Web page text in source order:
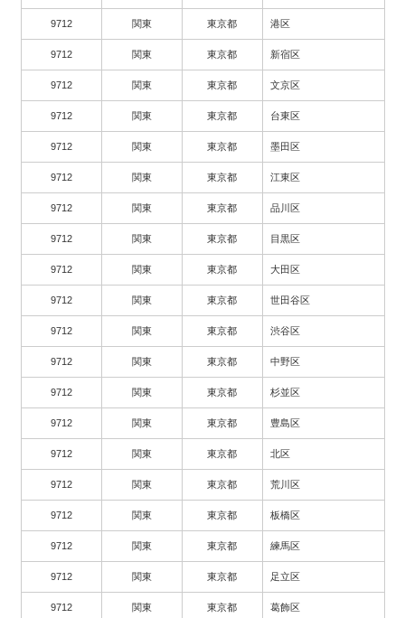
9712 関東 東京都 港区
9712 関東 東京都 新宿区
9712 関東 東京都 文京区
9712 関東 東京都 台東区
9712 関東 東京都 墨田区
9712 関東 東京都 江東区
9712 関東 東京都 品川区
9712 関東 東京都 目黒区
9712 関東 東京都 大田区
9712 関東 東京都 世田谷区
9712 関東 東京都 渋谷区
9712 関東 東京都 中野区
9712 関東 東京都 杉並区
9712 関東 東京都 豊島区
9712 関東 東京都 北区
9712 関東 東京都 荒川区
9712 関東 東京都 板橋区
9712 関東 東京都 練馬区
9712 関東 東京都 足立区
9712 関東 東京都 葛飾区